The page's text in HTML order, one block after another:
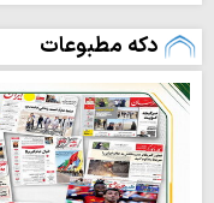
دکه مطبوعات